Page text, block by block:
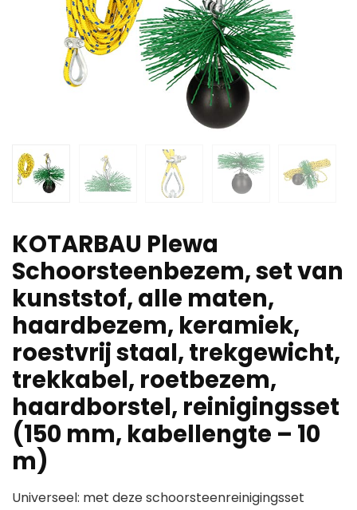
KOTARBAU Plewa
Schoorsteenbezem, set van
kunststof, alle maten,
haardbezem, keramiek,
roestvrij staal, trekgewicht,
trekkabel, roetbezem,
haardborstel, reinigingsset
(150 mm, kabellengte – 10
m)
Universeel: met deze schoorsteenreinigingsset